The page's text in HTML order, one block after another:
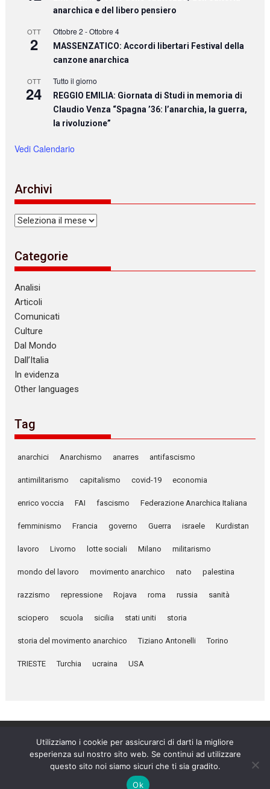
anarchica e del libero pensiero
OTT
2
Ottobre 2 -Ottobre 4
MASSENZATICO: Accordi libertari Festival della
canzone anarchica
OTT
24
Tutto il giorno
REGGIO EMILIA: Giornata di Studi in memoria di
Claudio Venza “Spagna ’36: l’anarchia, la guerra,
la rivoluzione”
Vedi Calendario
Archivi
Archivi
Categorie
Analisi
Articoli
Comunicati
Culture
Dal Mondo
Dall’Italia
In evidenza
Other languages
Tag
anarchici Anarchismo anarres antifascismo
antimilitarismo capitalismo covid-19 economia
enrico voccia FAI fascismo Federazione Anarchica Italiana
femminismo Francia governo Guerra israele Kurdistan
lavoro Livorno lotte sociali Milano militarismo
mondo del lavoro movimento anarchico nato palestina
razzismo repressione Rojava roma russia sanità
sciopero scuola sicilia stati uniti storia
storia del movimento anarchico Tiziano Antonelli Torino
TRIESTE Turchia ucraina USA
Umanità Nova © 2026
Settimanale anarchico fondato nel 1920 da Errico Malatesta
Utilizziamo i cookie per assicurarci di darti la migliore
esperienza sul nostro sito web. Se continui ad utilizzare
questo sito noi siamo sicuri che ti sia gradito.
Ok